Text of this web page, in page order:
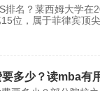
排名？莱西姆大学
位，属于菲律宾顶
多少？读mba有